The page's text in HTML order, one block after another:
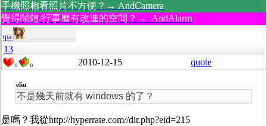
手機照相看照片不方便？→ AndCamera
覺得鬧鐘/行事曆有改進的空間？→ AndAlarm
tpa
13
0 0 2010-12-15 quote
eliu
不是幾天前就有 windows 的了？
是嗎？我從http://hyperrate.com//dir.php?eid=215